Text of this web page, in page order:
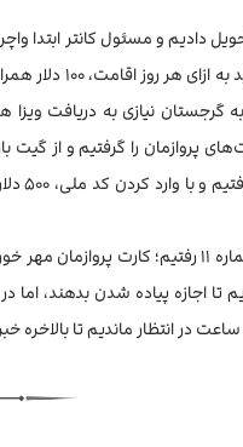
دادیم و مسئول کانتر ابتدا
گرجستان نیازی به دریافت
پروازمان را گرفتیم و از گیت
بعد از آن به سمت گیت شماره ۱۱
تا اجازه پیاده شدن بدهند،
در انتظار ماندیم تا